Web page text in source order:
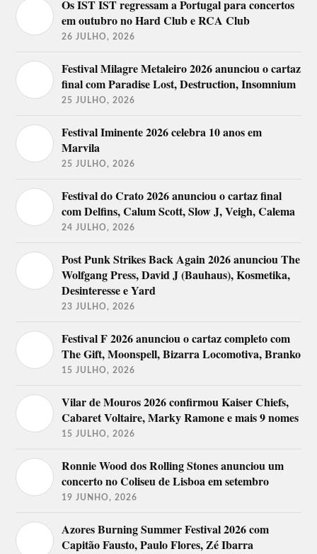
Os IST IST regressam a Portugal para concertos
em outubro no Hard Club e RCA Club
26 JULHO, 2026
Festival Milagre Metaleiro 2026 anunciou o cartaz
final com Paradise Lost, Destruction, Insomnium
25 JULHO, 2026
Festival Iminente 2026 celebra 10 anos em
Marvila
25 JULHO, 2026
Festival do Crato 2026 anunciou o cartaz final
com Delfins, Calum Scott, Slow J, Veigh, Calema
24 JULHO, 2026
Post Punk Strikes Back Again 2026 anunciou The
Wolfgang Press, David J (Bauhaus), Kosmetika,
Desinteresse e Yard
23 JULHO, 2026
Festival F 2026 anunciou o cartaz completo com
The Gift, Moonspell, Bizarra Locomotiva, Branko
15 JULHO, 2026
Vilar de Mouros 2026 confirmou Kaiser Chiefs,
Cabaret Voltaire, Marky Ramone e mais 9 nomes
15 JULHO, 2026
Ronnie Wood dos Rolling Stones anunciou um
concerto no Coliseu de Lisboa em setembro
19 JUNHO, 2026
Azores Burning Summer Festival 2026 com
Capitão Fausto, Paulo Flores, Zé Ibarra